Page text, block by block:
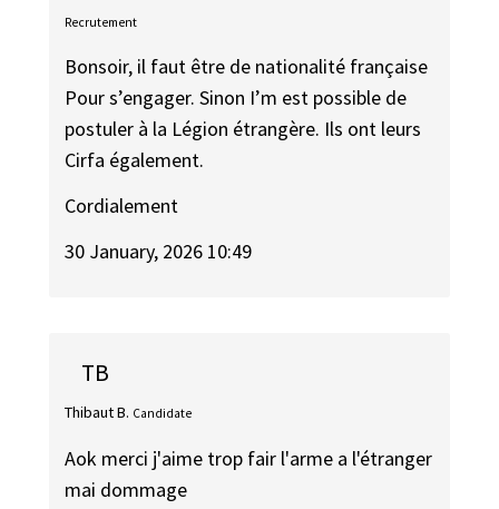
Recrutement
Bonsoir, il faut être de nationalité française
Pour s’engager. Sinon I’m est possible de
postuler à la Légion étrangère. Ils ont leurs
Cirfa également.
Cordialement
30 January, 2026 10:49
TB
Thibaut B. Candidate
Aok merci j'aime trop fair l'arme a l'étranger
mai dommage